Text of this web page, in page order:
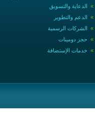
» الدعاية والتسويق
» الدعم والتطوير
» الشركات الرسمية
» حجز دومينات
» خدمات الإستضافة